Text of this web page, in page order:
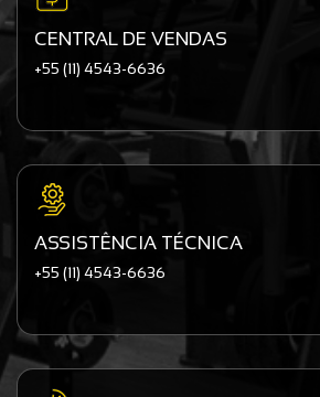
CENTRAL DE VENDAS
+55 (11) 4543-6636
ASSISTÊNCIA TÉCNICA
+55 (11) 4543-6636